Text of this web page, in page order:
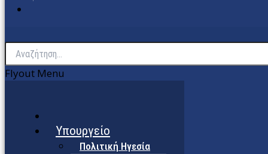
Flyout Menu
Υπουργείο
Πολιτική Ηγεσία